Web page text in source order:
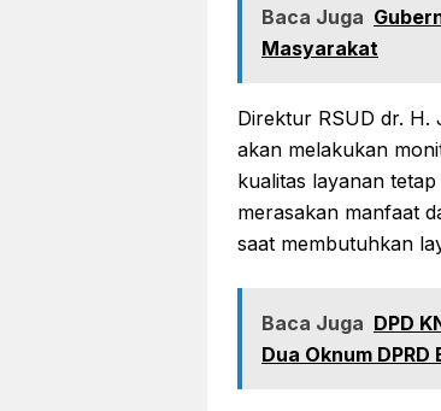
Baca Juga
Masyarakat
Direktur RSUD dr. H.
akan melakukan
kualitas layanan
merasakan manfaat
saat membutuhkan
Baca Juga DPD
Dua Oknum DPRD